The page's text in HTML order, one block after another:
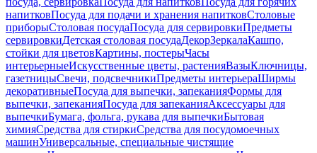
напитковПосуда для подачи и хранения напитковСтоловые
приборыСтоловая посудаПосуда для сервировкиПредметы
сервировкиДетская столовая посудаДекорЗеркалаКашпо,
стойки для цветовКартины, постерыЧасы
интерьерныеИскусственные цветы, растенияВазыКлючницы,
газетницыСвечи, подсвечникиПредметы интерьераШирмы
декоративныеПосуда для выпечки, запеканияФормы для
выпечки, запеканияПосуда для запеканияАксессуары для
выпечкиБумага, фольга, рукава для выпечкиБытовая
химияСредства для стиркиСредства для посудомоечных
машинУниверсальные, специальные чистящие